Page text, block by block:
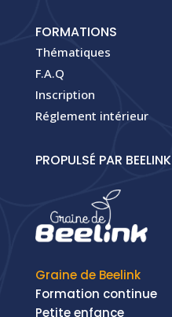
FORMATIONS
Thématiques
F.A.Q
Inscription
Réglement intérieur
PROPULSÉ PAR BEELINK
Graine de Beelink
Formation continue
Petite enfance